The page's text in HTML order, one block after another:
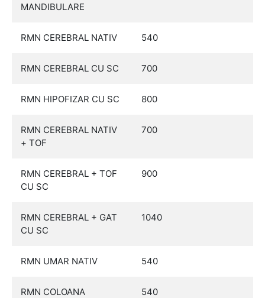
MANDIBULARE
RMN CEREBRAL NATIV 540
RMN CEREBRAL CU SC 700
RMN HIPOFIZAR CU SC 800
RMN CEREBRAL NATIV
+ TOF
700
RMN CEREBRAL + TOF
CU SC
900
RMN CEREBRAL + GAT
CU SC
1040
RMN UMAR NATIV 540
RMN COLOANA
540